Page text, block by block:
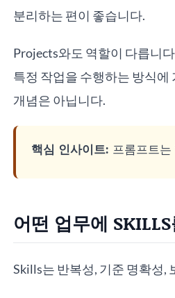
분리하는 편이 좋습니다.
Projects와도 역할이 다릅니
특정 작업을 수행하는 방식에
개념은 아닙니다.
핵심 인사이트: 프롬프트는
어떤 업무에
Skills는 반복성, 기준 명확성,